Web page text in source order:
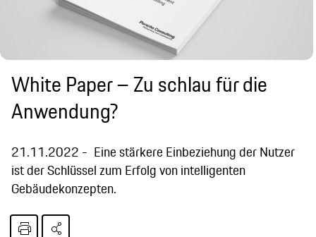
White Paper – Zu schlau für die
Anwendung?
21.11.2022
Eine stärkere Einbeziehung der Nutzer
ist der Schlüssel zum Erfolg von intelligenten
Gebäudekonzepten.